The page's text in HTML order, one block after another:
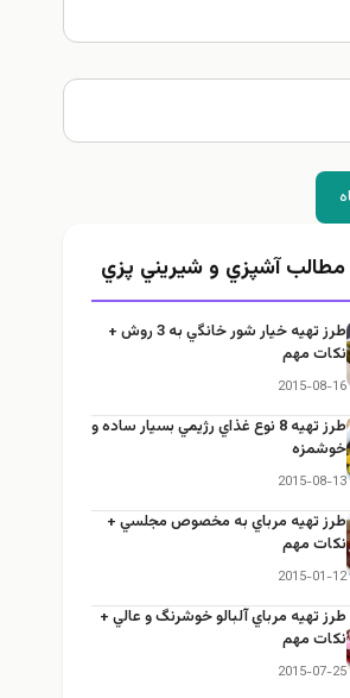
مطالب آشپزي و شيريني پزي
طرز تهيه خیار شور خانگي به 3 روش +
نكات مهم
2015-08-16
طرز تهيه 8 نوع غذاي رژيمي بسيار ساده و
خوشمزه
2015-08-13
طرز تهيه مرباي به مخصوص مجلسي +
نكات مهم
2015-01-12
طرز تهيه مرباي آلبالو خوشرنگ و عالي +
نكات مهم
2015-07-25